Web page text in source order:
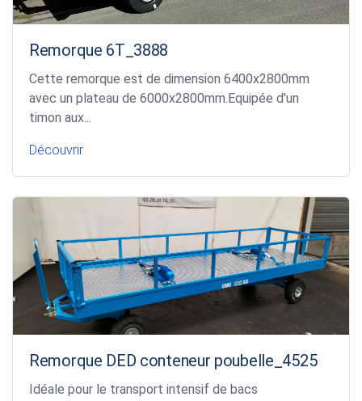
Remorque 6T_3888
Cette remorque est de dimension 6400x2800mm
avec un plateau de 6000x2800mm.Equipée d'un
timon aux...
Découvrir
Remorque DED conteneur poubelle_4525
Idéale pour le transport intensif de bacs